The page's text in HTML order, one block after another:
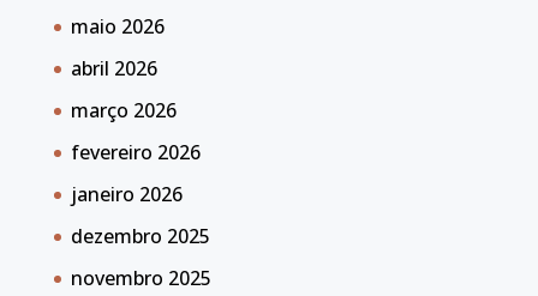
maio 2026
abril 2026
março 2026
fevereiro 2026
janeiro 2026
dezembro 2025
novembro 2025